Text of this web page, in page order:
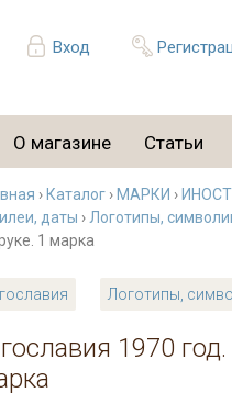
Вход
О магазине Статьи
› Каталог › МАРКИ ›
даты › Логотипы,
1 марка
Логотипы,
1970